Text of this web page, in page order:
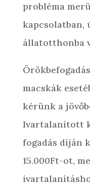
probléma
kapcsolatban,
állatotthonba
macskák
kérünk a
Ivartalanított
fogadás díján
15.000Ft-ot,